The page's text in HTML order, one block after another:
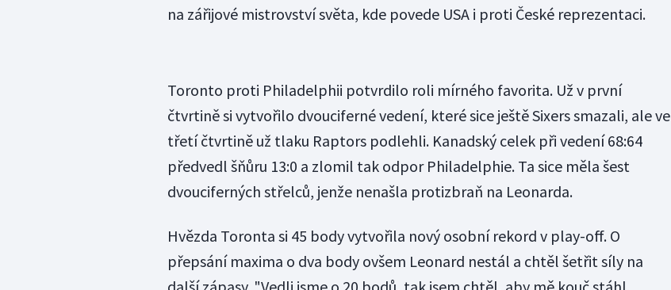
na zářijové mistrovství světa, kde povede USA i proti České reprezentaci.
Toronto proti Philadelphii potvrdilo roli mírného favorita. Už v první
čtvrtině si vytvořilo dvouciferné vedení, které sice ještě Sixers smazali, ale ve
třetí čtvrtině už tlaku Raptors podlehli. Kanadský celek při vedení 68:64
předvedl šňůru 13:0 a zlomil tak odpor Philadelphie. Ta sice měla šest
dvouciferných střelců, jenže nenašla protizbraň na Leonarda.
Hvězda Toronta si 45 body vytvořila nový osobní rekord v play-off. O
přepsání maxima o dva body ovšem Leonard nestál a chtěl šetřit síly na